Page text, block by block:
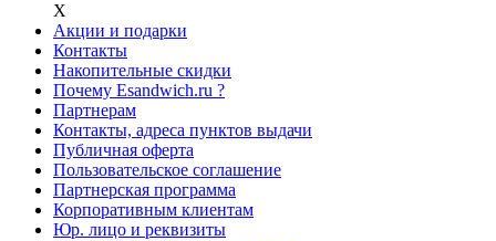
Х
Акции и подарки
Контакты
Накопительные скидки
Почему Esandwich.ru ?
Партнерам
Контакты, адреса пунктов выдачи
Публичная оферта
Пользовательское соглашение
Партнерская программа
Корпоративным клиентам
Юр. лицо и реквизиты